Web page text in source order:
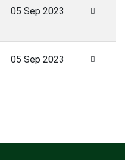
05 Sep 2023
05 Sep 2023